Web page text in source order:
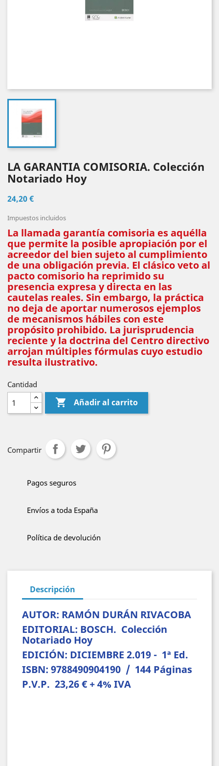
LA GARANTIA COMISORIA. Colección
Notariado Hoy
24,20 €
Impuestos incluidos
La llamada garantía comisoria es aquélla
que permite la posible apropiación por el
acreedor del bien sujeto al cumplimiento
de una obligación previa. El clásico veto al
pacto comisorio ha reprimido su
presencia expresa y directa en las
cautelas reales. Sin embargo, la práctica
no deja de aportar numerosos ejemplos
de mecanismos hábiles con este
propósito prohibido. La jurisprudencia
reciente y la doctrina del Centro directivo
arrojan múltiples fórmulas cuyo estudio
resulta ilustrativo.
Cantidad
 Añadir al carrito
Compartir
Pagos seguros
Envíos a toda España
Política de devolución
Descripción
AUTOR: RAMÓN DURÁN RIVACOBA
EDITORIAL: BOSCH. Colección
Notariado Hoy
EDICIÓN: DICIEMBRE 2.019 - 1ª Ed.
ISBN: 9788490904190 / 144 Páginas
P.V.P. 23,26 € + 4% IVA